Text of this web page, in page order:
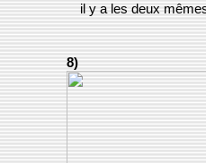
il y a les deux
8)